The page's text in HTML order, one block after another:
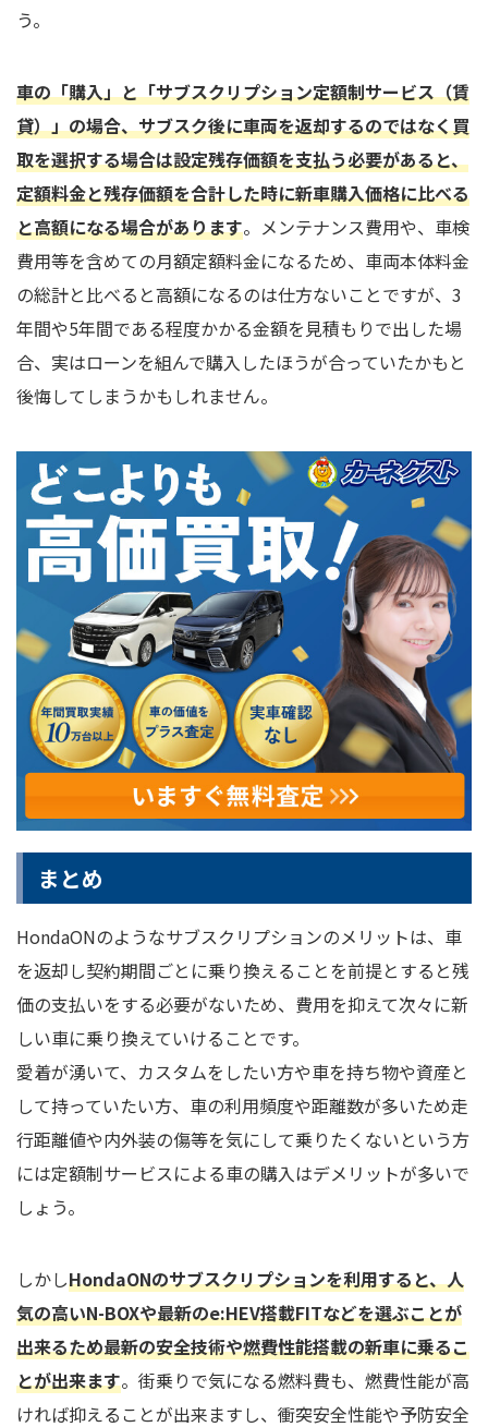
う。
車の「購入」と「サブスクリプション定額制サービス（賃
貸）」の場合、サブスク後に車両を返却するのではなく買
取を選択する場合は設定残存価額を支払う必要があると、
定額料金と残存価額を合計した時に新車購入価格に比べる
と高額になる場合があります。メンテナンス費用や、車検
費用等を含めての月額定額料金になるため、車両本体料金
の総計と比べると高額になるのは仕方ないことですが、3
年間や5年間である程度かかる金額を見積もりで出した場
合、実はローンを組んで購入したほうが合っていたかもと
後悔してしまうかもしれません。
まとめ
HondaONのようなサブスクリプションのメリットは、車
を返却し契約期間ごとに乗り換えることを前提とすると残
価の支払いをする必要がないため、費用を抑えて次々に新
しい車に乗り換えていけることです。
愛着が湧いて、カスタムをしたい方や車を持ち物や資産と
して持っていたい方、車の利用頻度や距離数が多いため走
行距離値や内外装の傷等を気にして乗りたくないという方
には定額制サービスによる車の購入はデメリットが多いで
しょう。
しかしHondaONのサブスクリプションを利用すると、人
気の高いN-BOXや最新のe:HEV搭載FITなどを選ぶことが
出来るため最新の安全技術や燃費性能搭載の新車に乗るこ
とが出来ます。街乗りで気になる燃料費も、燃費性能が高
ければ抑えることが出来ますし、衝突安全性能や予防安全